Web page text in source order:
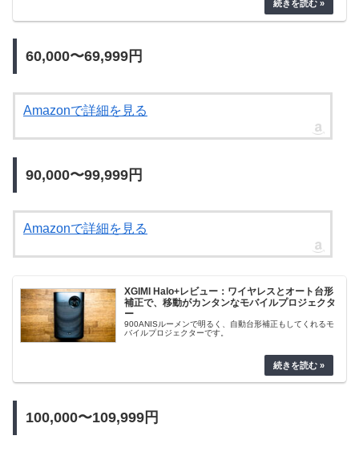
60,000〜69,999円
Amazonで詳細を見る
90,000〜99,999円
Amazonで詳細を見る
XGIMI Halo+レビュー：ワイヤレスとオート台形
補正で、移動がカンタンなモバイルプロジェクタ
ー
900ANISルーメンで明るく、自動台形補正もしてくれるモ
バイルプロジェクターです。
100,000〜109,999円